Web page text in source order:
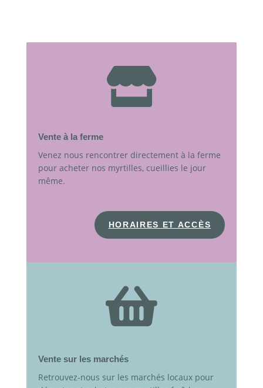

Vente à la ferme
Venez nous rencontrer directement à la ferme
pour acheter nos myrtilles, cueillies le jour
même.
HORAIRES ET ACCÈS

Vente sur les marchés
Retrouvez-nous sur les marchés locaux pour